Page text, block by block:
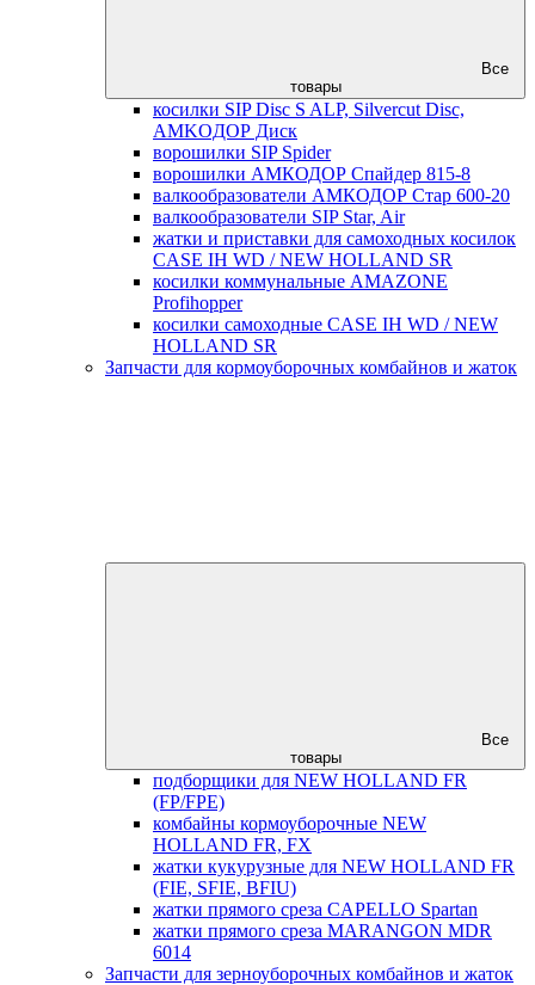
Все
товары
косилки SIP Disc S ALP, Silvercut Disc,
AMKOДОР Диск
ворошилки SIP Spider
ворошилки АМКОДОР Спайдер 815-8
валкообразователи АМКОДОР Стар 600-20
валкообразователи SIP Star, Air
жатки и приставки для самоходных косилок
CASE IH WD / NEW HOLLAND SR
косилки коммунальные AMAZONE
Profihopper
косилки самоходные CASE IH WD / NEW
HOLLAND SR
Запчасти для кормоуборочных комбайнов и жаток
Все
товары
подборщики для NEW HOLLAND FR
(FP/FPE)
комбайны кормоуборочные NEW
HOLLAND FR, FX
жатки кукурузные для NEW HOLLAND FR
(FIE, SFIE, BFIU)
жатки прямого среза CAPELLO Spartan
жатки прямого среза MARANGON MDR
6014
Запчасти для зерноуборочных комбайнов и жаток